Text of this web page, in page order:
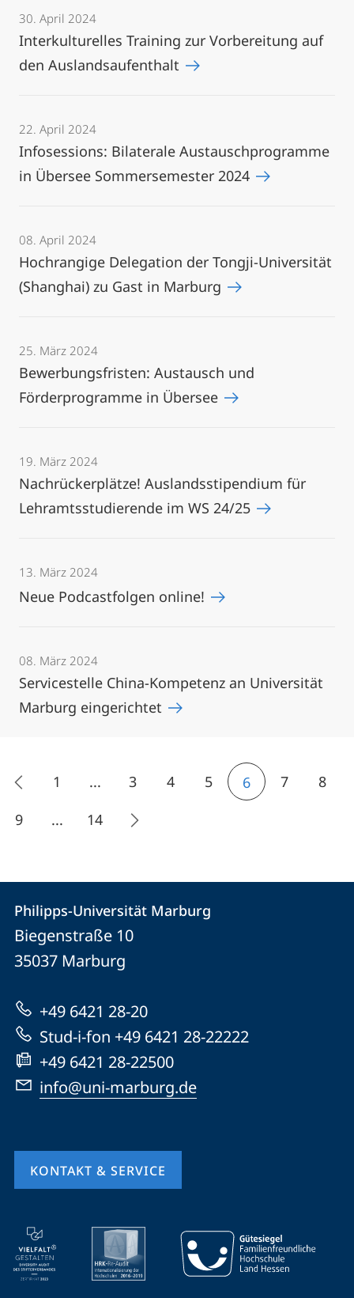
30. April 2024
Interkulturelles Training zur Vorbereitung auf
den Auslandsaufenthalt
22. April 2024
Infosessions: Bilaterale Austauschprogramme
in Übersee Sommersemester 2024
08. April 2024
Hochrangige Delegation der Tongji-Universität
(Shanghai) zu Gast in Marburg
25. März 2024
Bewerbungsfristen: Austausch und
Förderprogramme in Übersee
19. März 2024
Nachrückerplätze! Auslandsstipendium für
Lehramtsstudierende im WS 24/25
13. März 2024
Neue Podcastfolgen online!
08. März 2024
Servicestelle China-Kompetenz an Universität
Marburg eingerichtet
1 ... 3 4 5 6 7
8
9
... 14
Kontakt
und
Informationen
zur
Website
Kontaktinformationen
Philipps-
Universität
Marburg
Philipps-Universität Marburg
Biegenstraße 10
35037 Marburg
+49 6421 28-20
Stud-i-fon +49 6421 28-22222
+49 6421 28-22500
info@uni-marburg.de
KONTAKT & SERVICE
Mobile-
Service-
Navigation